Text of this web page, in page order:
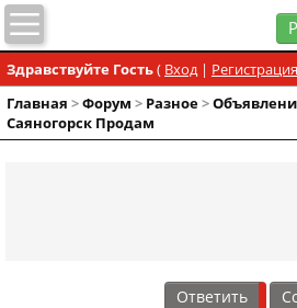
Здравствуйте Гость( Вход| Регистрация
Главная >Форум > Разное>
Саяногорск Продам
Ответить